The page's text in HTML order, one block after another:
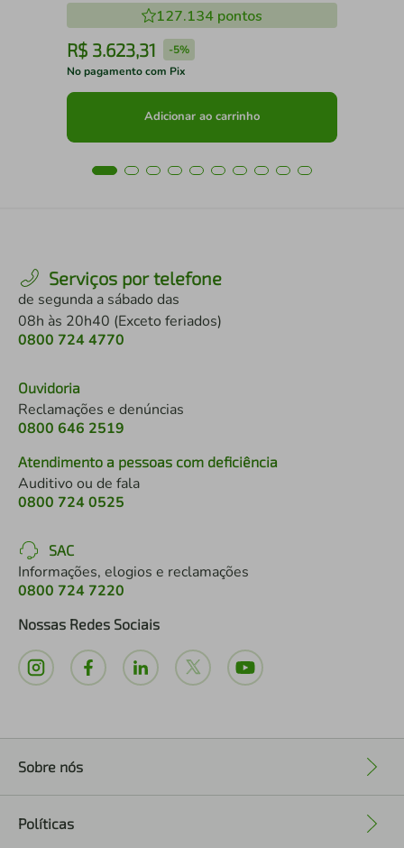
127.134 pontos
R$ 3.623,31 -5%
No pagamento com Pix
Adicionar ao carrinho
Serviços por telefone
de segunda a sábado das
08h às 20h40 (Exceto feriados)
0800 724 4770
Ouvidoria
Reclamações e denúncias
0800 646 2519
Atendimento a pessoas com deficiência
Auditivo ou de fala
0800 724 0525
SAC
Informações, elogios e reclamações
0800 724 7220
Nossas Redes Sociais
Sobre nós
Políticas